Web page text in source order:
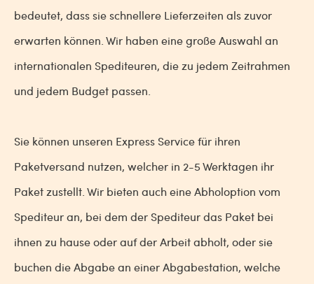
bedeutet, dass sie schnellere Lieferzeiten als zuvor
erwarten können. Wir haben eine große Auswahl an
internationalen Spediteuren, die zu jedem Zeitrahmen
und jedem Budget passen.
Sie können unseren Express Service für ihren
Paketversand nutzen, welcher in 2-5 Werktagen ihr
Paket zustellt. Wir bieten auch eine Abholoption vom
Spediteur an, bei dem der Spediteur das Paket bei
ihnen zu hause oder auf der Arbeit abholt, oder sie
buchen die Abgabe an einer Abgabestation, welche